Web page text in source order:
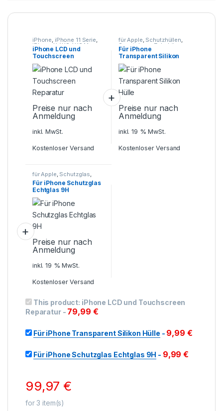
iPhone, iPhone 11 Serie,
iPhone X / XS / XS Max
iPhone XR,Smartphone
Reparatur
iPhone LCD und
Touchscreen
Reparatur
Preise nur nach
Anmeldung
inkl. MwSt.
Kostenloser Versand
für Apple, Schutzhüllen,
Smartphone Zubehör
Für iPhone
Transparent Silikon
Hülle
Preise nur nach
Anmeldung
inkl. 19 % MwSt.
Kostenloser Versand
für Apple Schutzglas
Smartphone Zubehör
Für iPhone Schutzglas
Echtglas 9H
Preise nur nach
Anmeldung
inkl. 19 % MwSt.
Kostenloser Versand
This product: iPhone LCD und Touchscreen
Reparatur- 79,99 €
Für iPhone Transparent Silikon Hülle - 9,99 €
Für iPhone Schutzglas Echtglas 9H - 9,99€
99,97€
for3 item(s)